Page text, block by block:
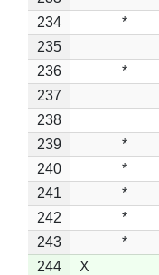
234
*
235
236
*
237
238
239
*
240
*
241
*
242
*
243
*
244
X